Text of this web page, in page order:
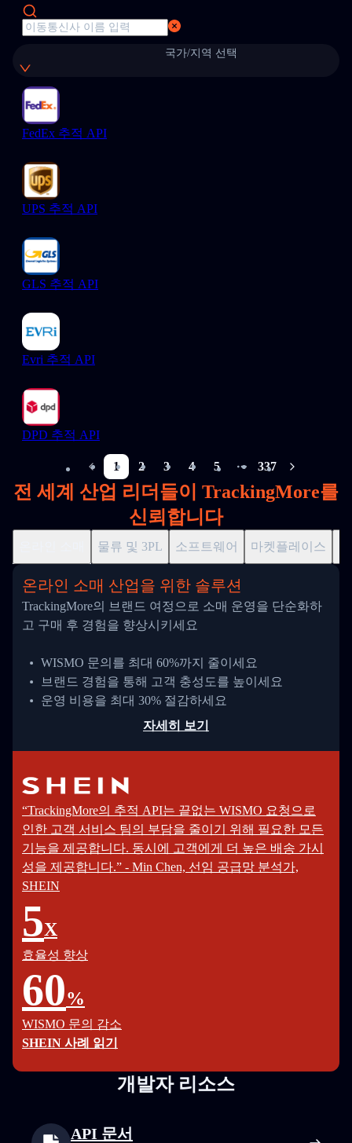
국가/지역 선택
FedEx 추적 API
UPS 추적 API
GLS 추적 API
Evri 추적 API
DPD 추적 API
1 2 3 4 5
More pages
337
전 세계 산업 리더들이 TrackingMore를
신뢰합니다
물류 및 3PL 소프트웨어 마켓플레이스
온라인 소매 산업을 위한 솔루션
TrackingMore의 브랜드 여정으로 소매 운영을 단순화하
고 구매 후 경험을 향상시키세요
WISMO 문의를 최대 60%까지 줄이세요
브랜드 경험을 통해 고객 충성도를 높이세요
운영 비용을 최대 30% 절감하세요
자세히 보기
“TrackingMore의 추적 API는 끝없는 WISMO 요청으로
인한 고객 서비스 팀의 부담을 줄이기 위해 필요한 모든
기능을 제공합니다. 동시에 고객에게 더 높은 배송 가시
성을 제공합니다.” - Min Chen, 선임 공급망 분석가,
SHEIN
5X
효율성 향상
60%
WISMO 문의 감소
SHEIN 사례 읽기
개발자 리소스
API 문서